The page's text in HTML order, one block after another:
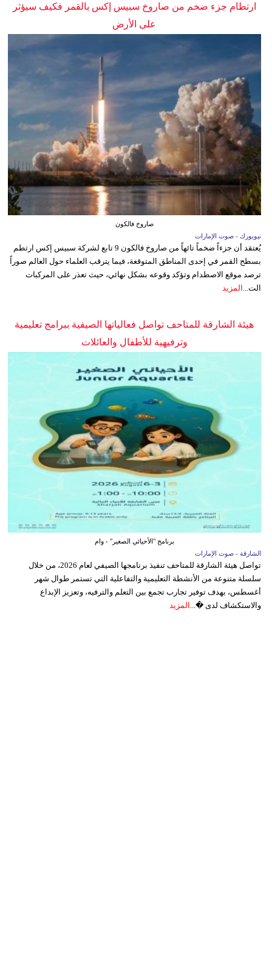
ارتطام جزء ضخم من صاروخ سبيس إكس بالقمر فكيف سيؤثر
على الأرض
صاروخ فالكون
نيويورك - صوت الإمارات
يُعتقد أن جزءاً ضخماً تائهاً من صاروخ فالكون 9 تابع لشركة سبيس إكس ارتطم
بسطح القمر في إحدى المناطق المتوقعة، فيما يترقب العلماء حول العالم صوراً
ترصد موقع الاصطدام وتؤكد وقوعه بشكل نهائي، حيث تعذر على المركبات
الت... المزيد
هيئة الشارقة للمتاحف تواصل فعالياتها الصيفية ببرامج تعليمية
وترفيهية للأطفال والعائلات
برنامج "الأحيائي الصغير" - وام
الشارقة - صوت الإمارات
تواصل هيئة الشارقة للمتاحف تنفيذ برنامجها الصيفي لعام 2026، من خلال
سلسلة متنوعة من الأنشطة التعليمية والتفاعلية التي تستمر طوال شهر
أغسطس، بهدف توفير تجارب تجمع بين التعلم والترفيه، وتعزيز الإبداع
والاستكشاف لدى �... المزيد